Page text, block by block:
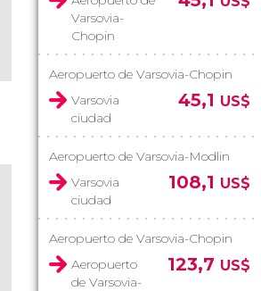
Varsovia-
Chopin
Aeropuerto de Varsovia-Chopin
Varsovia
ciudad
45,1 US$
Aeropuerto de Varsovia-Modlin
Varsovia
ciudad
108,1 US$
Aeropuerto de Varsovia-Chopin
Aeropuerto
de Varsovia-
123,7 US$